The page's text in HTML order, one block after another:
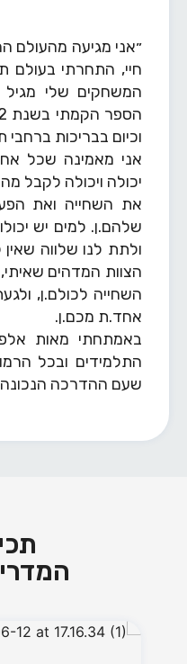
״אני מגיעה מהעולם
חיי, התחרתי
וכיום בבריכות ברחבי
אני מאמינה שכל
יכולה ויכולה לקבל
את השחייה ואת
שלהם.ן. למים יש
ולתת לנו שלווה
הצוות המדהים
השחייה לכולם.ן,
אחד.ת מכם.ן.
באמתחתי מאות
התלמידים ובכל
שעם ההדרכה